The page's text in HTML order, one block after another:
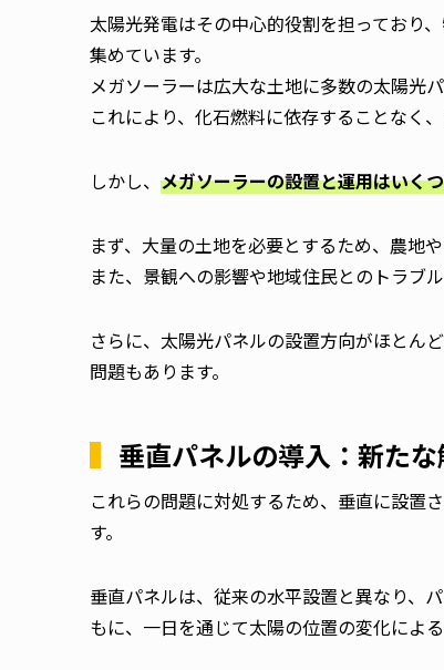
太陽光発電はその中心的役割を担っており
集めています。
メガソーラーは広大な土地に多数の太陽光
これにより、化石燃料に依存することなく
しかし、 メガソーラーの設置と運用はいく
まず、大量の土地を必要とするため、農地
また、景観への影響や地域住民とのトラブ
さらに、太陽光パネルの設置方向がほとん
問題もあります。
垂直パネルの導入：新た
これらの問題に対処するため、垂直に設置
す。
垂直パネルは、従来の水平設置と異なり、
もに、一日を通じて太陽の位置の変化によ